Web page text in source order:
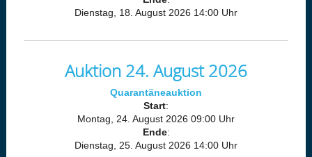
Dienstag, 18. August 2026 14:00 Uhr
Auktion 24. August 2026
Quarantäneauktion
Start:
Montag, 24. August 2026 09:00 Uhr
Ende:
Dienstag, 25. August 2026 14:00 Uhr